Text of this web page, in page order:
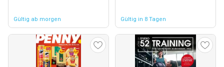
Gültig ab morgen Gültig in 8 Tagen